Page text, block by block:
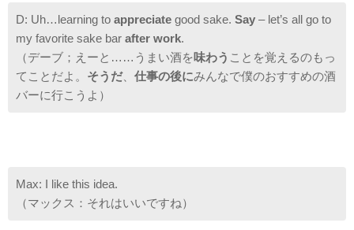
D: Uh…learning to appreciate good sake. Say – let’s all go to
my favorite sake bar after work.
（デーブ；えーと……うまい酒を味わう ことを覚えるのもっ
てことだよ。 そうだ、 仕事の後にみんなで僕のおすすめの酒
バーに行こうよ）
Max: I like this idea.
（マックス：それはいいですね）